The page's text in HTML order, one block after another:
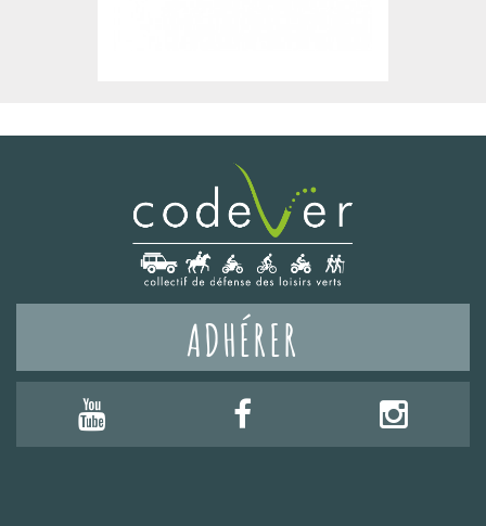
ADHÉRER